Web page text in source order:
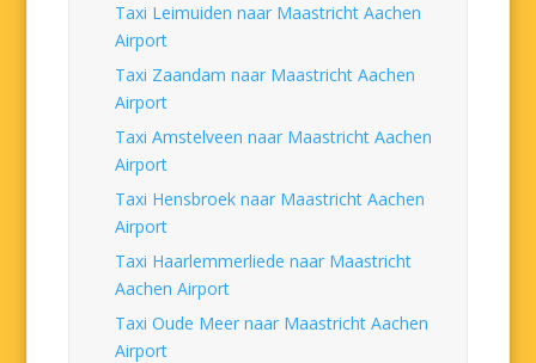
Taxi Leimuiden naar Maastricht Aachen
Airport
Taxi Zaandam naar Maastricht Aachen
Airport
Taxi Amstelveen naar Maastricht Aachen
Airport
Taxi Hensbroek naar Maastricht Aachen
Airport
Taxi Haarlemmerliede naar Maastricht
Aachen Airport
Taxi Oude Meer naar Maastricht Aachen
Airport